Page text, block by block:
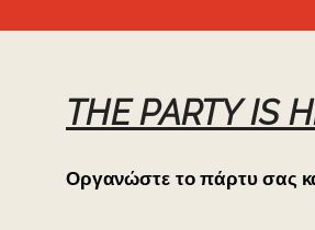
THE PARTY IS
Οργανώστε το πάρτυ σας